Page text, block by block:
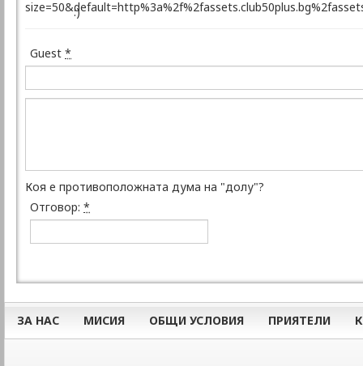
:)
Guest *
Коя е противоположната дума на "долу"?
Отговор: *
ЗА НАС МИСИЯ ОБЩИ УСЛОВИЯ ПРИЯТЕЛИ